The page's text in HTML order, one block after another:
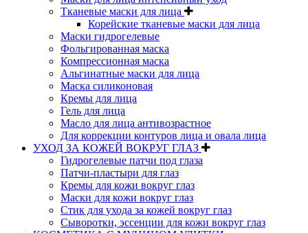
Тканевые маски для лица
Корейские тканевые маски для лица
Маски гидрогелевые
Фольгированная маска
Компрессионная маска
Альгинатные маски для лица
Маска силиконовая
Кремы для лица
Гель для лица
Масло для лица антивозрастное
Для коррекции контуров лица и овала лица
УХОД ЗА КОЖЕЙ ВОКРУГ ГЛАЗ
Гидрогелевые патчи под глаза
Патчи-пластыри для глаз
Кремы для кожи вокруг глаз
Маски для кожи вокруг глаз
Стик для ухода за кожей вокруг глаз
Сыворотки, эссенции для кожи вокруг глаз